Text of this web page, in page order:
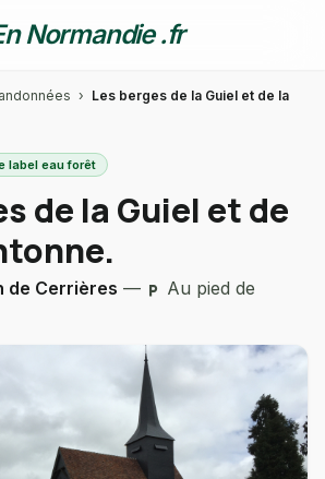
Normandie .fr
› Les berges de la Guiel et de la
label eau forêt
de la Guiel et de
de Cerrières — local_parking
Au pied de